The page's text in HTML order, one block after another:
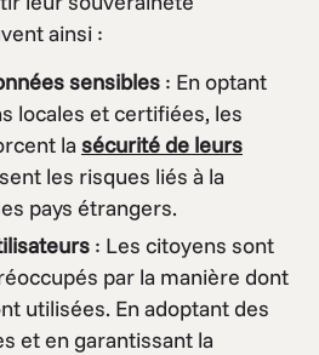
ainsi :
sensibles : En optant
locales et certifiées, les
la sécurité de leurs
les risques liés à la
pays étrangers.
: Les citoyens sont
par la manière dont
utilisées. En adoptant des
et en garantissant la